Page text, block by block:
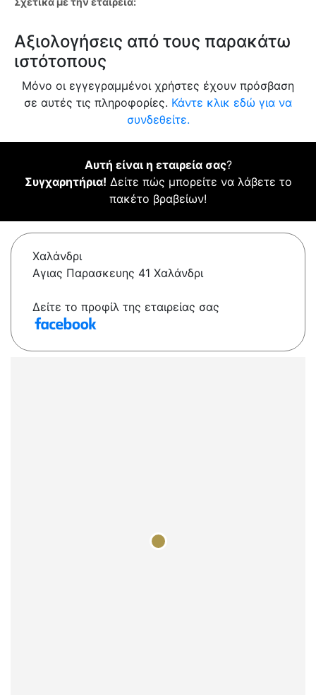
Αξιολογήσεις από τους παρακάτω
ιστότοπους
Μόνο οι εγγεγραμμένοι χρήστες έχουν πρόσβαση
σε αυτές τις πληροφορίες. Κάντε κλικ εδώ για να
συνδεθείτε.
Αυτή είναι η εταιρεία σας?
Συγχαρητήρια! Δείτε πώς μπορείτε να λάβετε το
πακέτο βραβείων!
Χαλάνδρι
Αγιας Παρασκευης 41 Χαλάνδρι
Δείτε το προφίλ της εταιρείας σας